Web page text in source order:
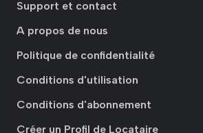
Support et contact
A propos de nous
Politique de confidentialité
Conditions d'utilisation
Conditions d'abonnement
Créer un Profil de Locataire